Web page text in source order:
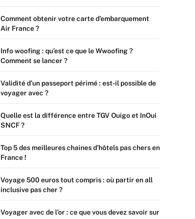
Comment obtenir votre carte d’embarquement
Air France ?
Info woofing : qu’est ce que le Wwoofing ?
Comment se lancer ?
Validité d’un passeport périmé : est-il possible de
voyager avec ?
Quelle est la différence entre TGV Ouigo et InOui
SNCF ?
Top 5 des meilleures chaines d’hôtels pas chers en
France !
Voyage 500 euros tout compris : où partir en all
inclusive pas cher ?
Voyager avec de l’or : ce que vous devez savoir sur